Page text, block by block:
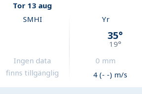
Tor 13 aug
SMHI
Ingen data
finns tillgänglig
Yr
35°
19°
0 mm
4 (- -) m/s